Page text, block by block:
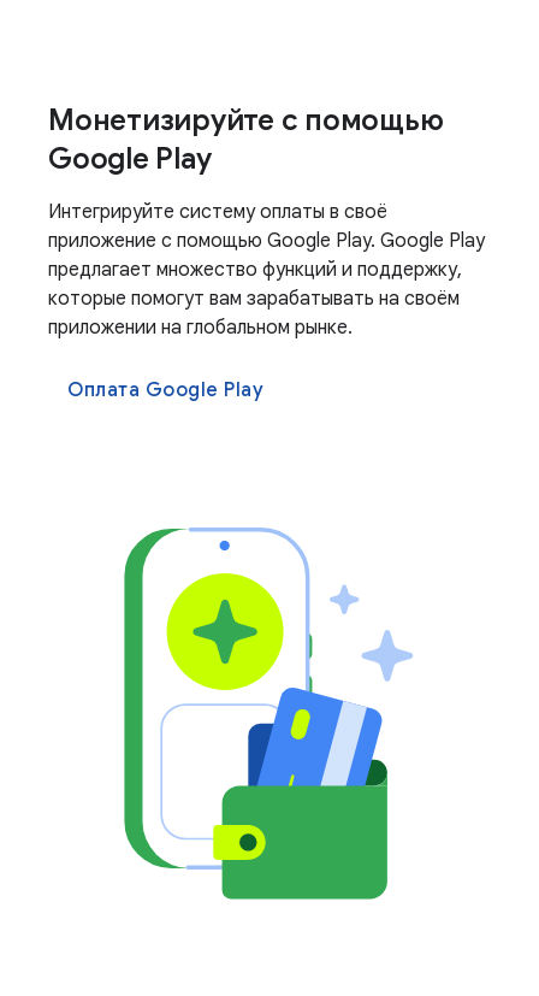
Монетизируйте с помощью
Google Play
Интегрируйте систему оплаты в своё
приложение с помощью Google Play. Google Play
предлагает множество функций и поддержку,
которые помогут вам зарабатывать на своём
приложении на глобальном рынке.
Оплата Google Play